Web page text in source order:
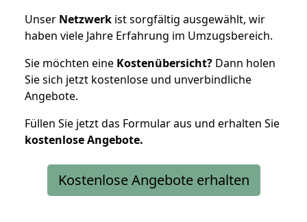
Unser Netzwerk ist sorgfältig ausgewählt, wir
haben viele Jahre Erfahrung im Umzugsbereich.
Sie möchten eine Kostenübersicht? Dann holen
Sie sich jetzt kostenlose und unverbindliche
Angebote.
Füllen Sie jetzt das Formular aus und erhalten Sie
kostenloseAngebote.
Kostenlose Angebote erhalten